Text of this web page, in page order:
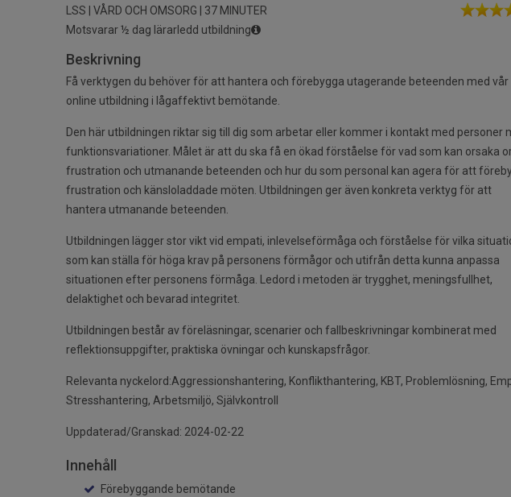
LSS | VÅRD OCH OMSORG | 37 MINUTER
Motsvarar ½ dag lärarledd utbildning
Beskrivning
Få verktygen du behöver för att hantera och förebygga utagerande beteenden med vår
online utbildning i lågaffektivt bemötande.
Den här utbildningen riktar sig till dig som arbetar eller kommer i kontakt med personer
funktionsvariationer. Målet är att du ska få en ökad förståelse för vad som kan orsaka
frustration och utmanande beteenden och hur du som personal kan agera för att
frustration och känsloladdade möten. Utbildningen ger även konkreta verktyg för att
hantera utmanande beteenden.
Utbildningen lägger stor vikt vid empati, inlevelseförmåga och förståelse för vilka
som kan ställa för höga krav på personens förmågor och utifrån detta kunna anpassa
situationen efter personens förmåga. Ledord i metoden är trygghet, meningsfullhet,
delaktighet och bevarad integritet.
Utbildningen består av föreläsningar, scenarier och fallbeskrivningar kombinerat med
reflektionsuppgifter, praktiska övningar och kunskapsfrågor.
Relevanta nyckelord:Aggressionshantering, Konflikthantering, KBT, Problemlösning,
Stresshantering, Arbetsmiljö, Självkontroll
Uppdaterad/Granskad: 2024-02-22
Innehåll
Förebyggande bemötande